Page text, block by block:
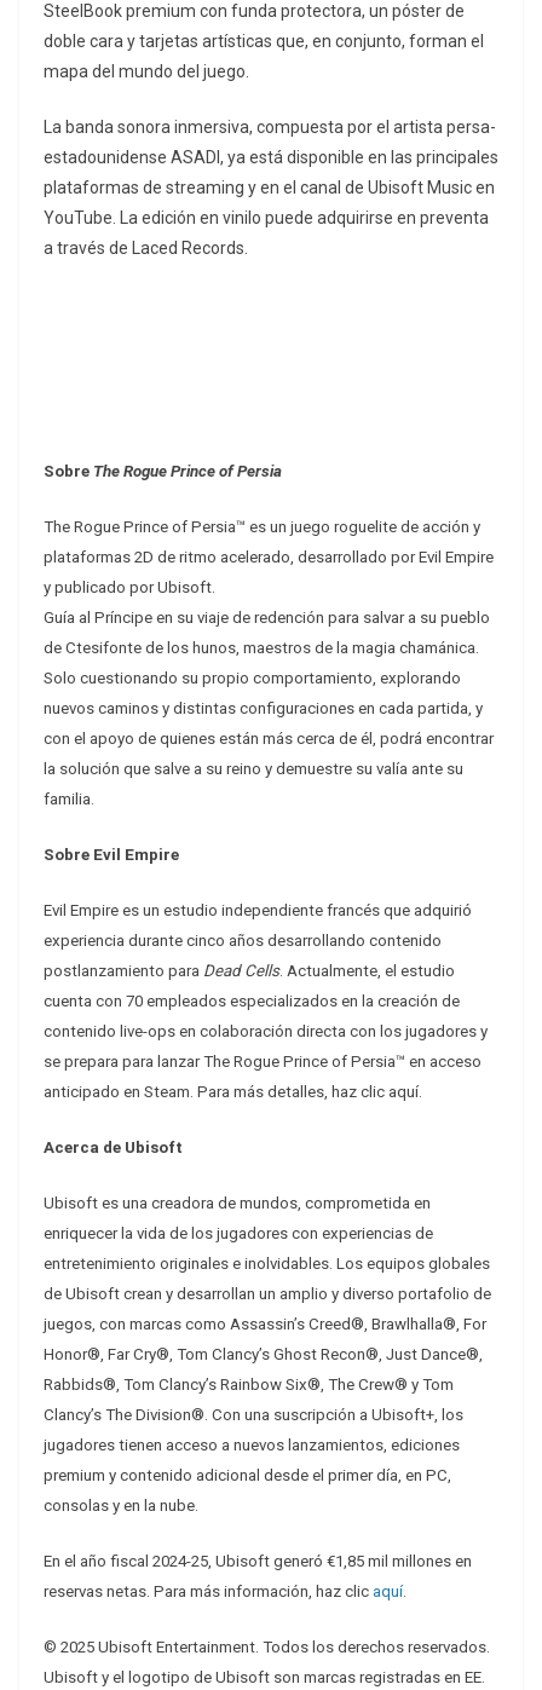
SteelBook premium con funda protectora, un póster de
doble cara y tarjetas artísticas que, en conjunto, forman el
mapa del mundo del juego.
La banda sonora inmersiva, compuesta por el artista persa-
estadounidense ASADI, ya está disponible en las principales
plataformas de streaming y en el canal de Ubisoft Music en
YouTube. La edición en vinilo puede adquirirse en preventa
a través de Laced Records.
Sobre The Rogue Prince of Persia
The Rogue Prince of Persia™ es un juego roguelite de acción y
plataformas 2D de ritmo acelerado, desarrollado por Evil Empire
y publicado por Ubisoft.
Guía al Príncipe en su viaje de redención para salvar a su pueblo
de Ctesifonte de los hunos, maestros de la magia chamánica.
Solo cuestionando su propio comportamiento, explorando
nuevos caminos y distintas configuraciones en cada partida, y
con el apoyo de quienes están más cerca de él, podrá encontrar
la solución que salve a su reino y demuestre su valía ante su
familia.
Sobre Evil Empire
Evil Empire es un estudio independiente francés que adquirió
experiencia durante cinco años desarrollando contenido
postlanzamiento para Dead Cells. Actualmente, el estudio
cuenta con 70 empleados especializados en la creación de
contenido live-ops en colaboración directa con los jugadores y
se prepara para lanzar The Rogue Prince of Persia™ en acceso
anticipado en Steam. Para más detalles, haz clic aquí.
Acerca de Ubisoft
Ubisoft es una creadora de mundos, comprometida en
enriquecer la vida de los jugadores con experiencias de
entretenimiento originales e inolvidables. Los equipos globales
de Ubisoft crean y desarrollan un amplio y diverso portafolio de
juegos, con marcas como Assassin’s Creed®, Brawlhalla®, For
Honor®, Far Cry®, Tom Clancy’s Ghost Recon®, Just Dance®,
Rabbids®, Tom Clancy’s Rainbow Six®, The Crew® y Tom
Clancy’s The Division®. Con una suscripción a Ubisoft+, los
jugadores tienen acceso a nuevos lanzamientos, ediciones
premium y contenido adicional desde el primer día, en PC,
consolas y en la nube.
En el año fiscal 2024-25, Ubisoft generó €1,85 mil millones en
reservas netas. Para más información, haz clic aquí.
© 2025 Ubisoft Entertainment. Todos los derechos reservados.
Ubisoft y el logotipo de Ubisoft son marcas registradas en EE.